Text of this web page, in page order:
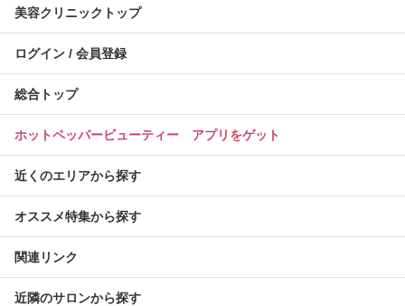
美容クリニックトップ
ログイン / 会員登録
総合トップ
ホットペッパービューティー アプリをゲット
近くのエリアから探す
オススメ特集から探す
関連リンク
近隣のサロンから探す